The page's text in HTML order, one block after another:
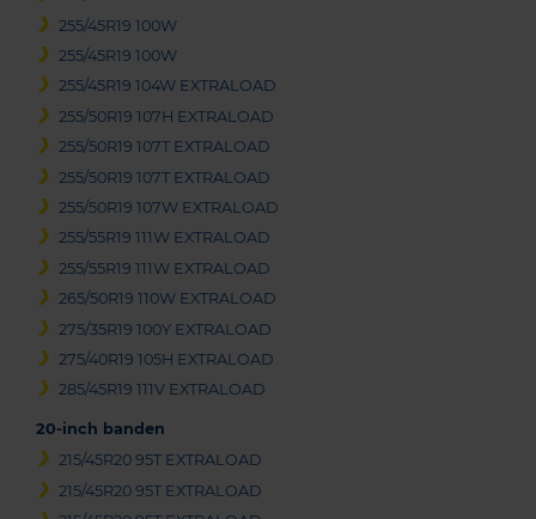
255/45R19 100W
255/45R19 100W
255/45R19 104W EXTRALOAD
255/50R19 107H EXTRALOAD
255/50R19 107T EXTRALOAD
255/50R19 107T EXTRALOAD
255/50R19 107W EXTRALOAD
255/55R19 111W EXTRALOAD
255/55R19 111W EXTRALOAD
265/50R19 110W EXTRALOAD
275/35R19 100Y EXTRALOAD
275/40R19 105H EXTRALOAD
285/45R19 111V EXTRALOAD
20-inch banden
215/45R20 95T EXTRALOAD
215/45R20 95T EXTRALOAD